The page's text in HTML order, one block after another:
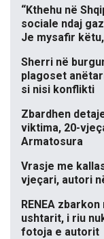
“Kthehu në
sociale ndaj
Je mysafir
Sherri në
plagoset
si nisi konflikti
Zbardhen
viktima, 20-
Armatosura
Vrasje me
vjeçari, autori
RENEA
ushtarit, i riu
fotoja e autorit